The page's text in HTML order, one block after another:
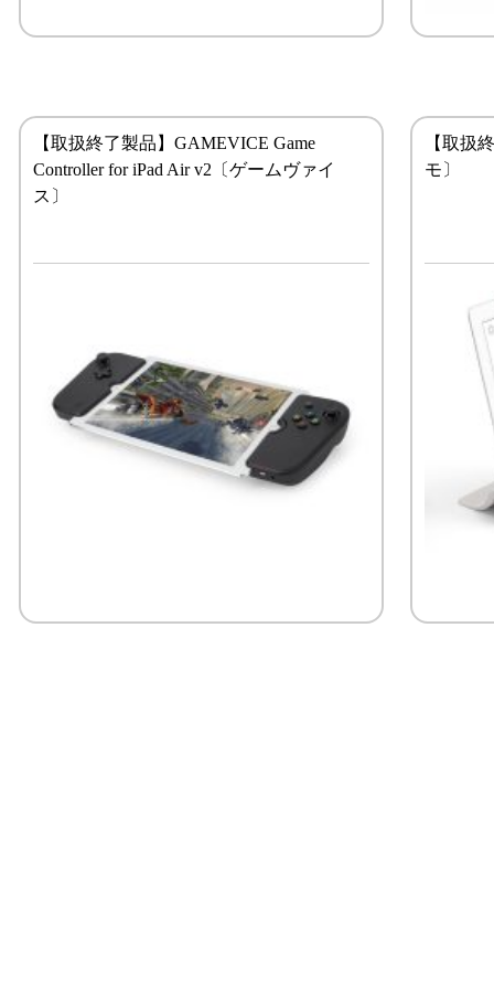
【取扱終了製品】GAMEVICE Game
Controller for iPad Air v2〔ゲームヴァイ
ス〕
【取扱
モ〕